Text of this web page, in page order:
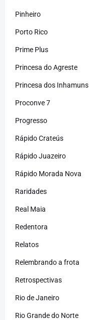
Pinheiro
Porto Rico
Prime Plus
Princesa do Agreste
Princesa dos Inhamuns
Proconve 7
Progresso
Rápido Crateús
Rápido Juazeiro
Rápido Morada Nova
Raridades
Real Maia
Redentora
Relatos
Relembrando a frota
Retrospectivas
Rio de Janeiro
Rio Grande do Norte